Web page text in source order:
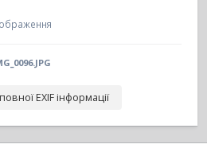
EXIF інформації